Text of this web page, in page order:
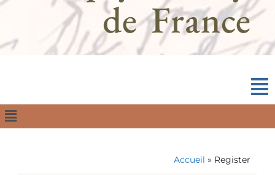
de France
Accueil » Register